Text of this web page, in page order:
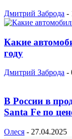
Дмитрий Заброда -
Какие
году
Дмитрий Заброда -
В России в
Santa Fe по
Олеся - 27.04.2025